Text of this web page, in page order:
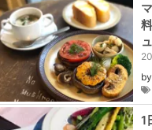
by
1